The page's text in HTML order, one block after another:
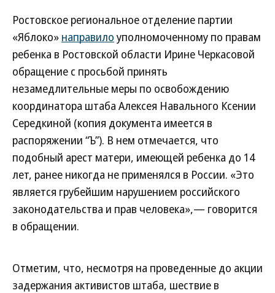
Ростовское региональное отделение партии
«Яблоко» направило уполномоченному по правам
ребенка в Ростовской области Ирине Черкасовой
обращение с просьбой принять
незамедлительные меры по освобождению
координатора штаба Алексея Навального Ксении
Середкиной (копия документа имеется в
распоряжении “Ъ”). В нем отмечается, что
подобный арест матери, имеющей ребенка до 14
лет, ранее никогда не применялся в России. «Это
является грубейшим нарушением российского
законодательства и прав человека»,— говорится
в обращении.
Отметим, что, несмотря на проведенные до акции
задержания активистов штаба, шествие в